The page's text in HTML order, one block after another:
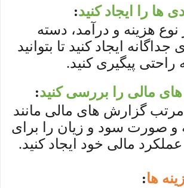
ها را ایجاد کنید:
نوع هزینه و درآمد، دسته
جداگانه ایجاد کنید تا بتوانید
راحتی پیگیری کنید.
مالی را بررسی کنید:
گزارش های مالی مانند
و صورت سود و زیان را برای
مالی خود ایجاد کنید.
ها: